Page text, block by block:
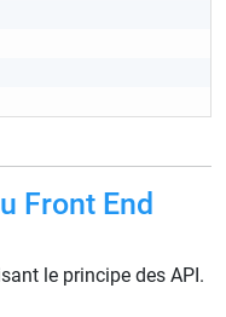
Front End
le principe des API.